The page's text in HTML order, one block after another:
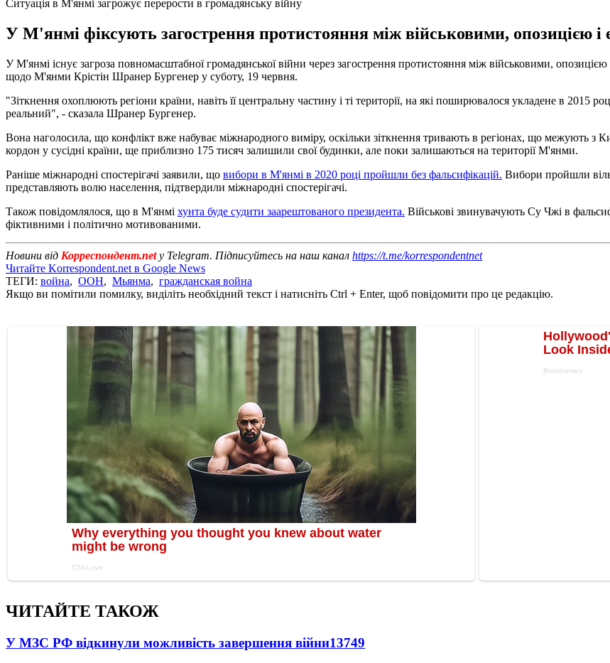
Ситуація в М'янмі загрожує перерости в громадянську війну
У М'янмі фіксують загострення протистояння між військовими, опозицією і
У М'янмі існує загроза повномасштабної громадянської війни через загострення протистояння між військовими,
щодо М'янми Крістін Шранер Бургенер у суботу, 19 червня.
"Зіткнення охоплюють регіони країни, навіть її центральну частину і ті території, на які поширювалося укладене в 2015
реальний", - сказала Шранер Бургенер.
Вона наголосила, що конфлікт вже набуває міжнародного виміру, оскільки зіткнення тривають в регіонах, що межують з
кордон у сусідні країни, ще приблизно 175 тисяч залишили свої будинки, але поки залишаються на території М'янми.
Раніше міжнародні спостерігачі заявили, що вибори в М'янмі в 2020 році пройшли без фальсифікацій. Вибори пройшли
представляють волю населення, підтвердили міжнародні спостерігачі.
Також повідомлялося, що в М'янмі хунта буде судити заарештованого президента. Військові звинувачують Су Чжі в
фіктивними і політично мотивованими.
Новини від Корреспондент.netу Telegram. Підписуйтесь на наш канал https://t.me/korrespondentnet
Читайте Korrespondent.net в Google News
ТЕГИ: война, ООН, Мьянма, гражданская война
Якщо ви помітили помилку, виділіть необхідний текст і натисніть Ctrl + Enter, щоб повідомити про це редакцію.
ЧИТАЙТЕ ТАКОЖ
У МЗС РФ відкинули можливість завершення війни13749